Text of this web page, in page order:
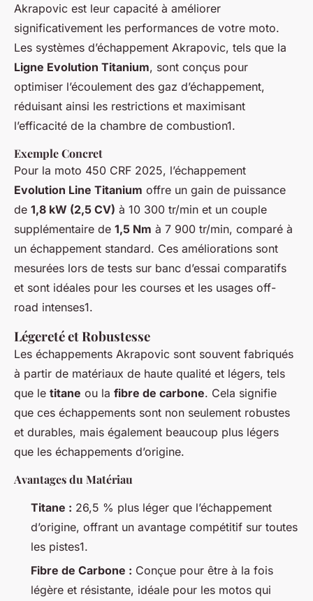
Akrapovic est leur capacité à améliorer
significativement les performances de votre moto.
Les systèmes d’échappement Akrapovic, tels que la
Ligne Evolution Titanium, sont conçus pour
optimiser l’écoulement des gaz d’échappement,
réduisant ainsi les restrictions et maximisant
l’efficacité de la chambre de combustion1.
Exemple Concret
Pour la moto 450 CRF 2025, l’échappement
Evolution Line Titanium offre un gain de puissance
de 1,8 kW (2,5 CV) à 10 300 tr/min et un couple
supplémentaire de 1,5 Nm à 7 900 tr/min, comparé à
un échappement standard. Ces améliorations sont
mesurées lors de tests sur banc d’essai comparatifs
et sont idéales pour les courses et les usages off-
road intenses1.
Légereté et Robustesse
Les échappements Akrapovic sont souvent fabriqués
à partir de matériaux de haute qualité et légers, tels
que le titane ou la fibre de carbone. Cela signifie
que ces échappements sont non seulement robustes
et durables, mais également beaucoup plus légers
que les échappements d’origine.
Avantages du Matériau
Titane : 26,5 % plus léger que l’échappement
d’origine, offrant un avantage compétitif sur toutes
les pistes1.
Fibre de Carbone : Conçue pour être à la fois
légère et résistante, idéale pour les motos qui